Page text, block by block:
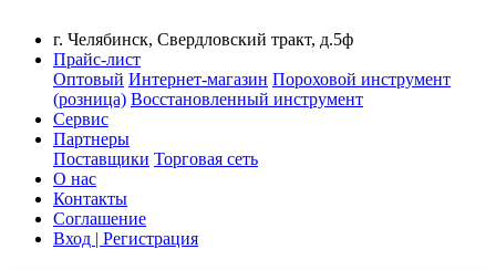
г. Челябинск, Свердловский тракт, д.5ф
Прайс-лист
Оптовый Интернет-магазин Пороховой инструмент
(розница) Восстановленный инструмент
Сервис
Партнеры
Поставщики Торговая сеть
О нас
Контакты
Соглашение
Вход | Регистрация